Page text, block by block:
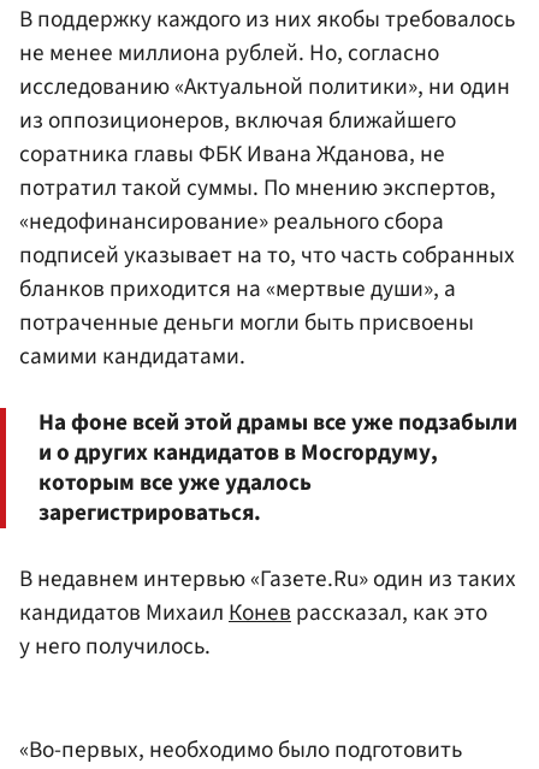
В поддержку каждого из них якобы требовалось
не менее миллиона рублей. Но, согласно
исследованию «Актуальной политики», ни один
из оппозиционеров, включая ближайшего
соратника главы ФБК Ивана Жданова, не
потратил такой суммы. По мнению экспертов,
«недофинансирование» реального сбора
подписей указывает на то, что часть собранных
бланков приходится на «мертвые души», а
потраченные деньги могли быть присвоены
самими кандидатами.
На фоне всей этой драмы все уже подзабыли
и о других кандидатов в Мосгордуму,
которым все уже удалось
зарегистрироваться.
В недавнем интервью «Газете.Ru» один из таких
кандидатов МихаилКоневрассказал, как это
у него получилось.
«Во-первых, необходимо было подготовить